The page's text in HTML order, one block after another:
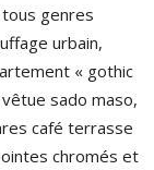
genres
urbain,
« gothic
sado maso,
café terrasse
chromés et